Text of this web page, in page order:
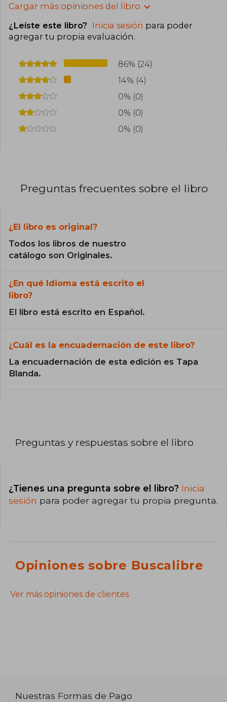
Cargar más opiniones del libro
¿Leíste este libro? Inicia sesión para poder
agregar tu propia evaluación.
86% (24)
14% (4)
0% (0)
0% (0)
0% (0)
Preguntas frecuentes sobre el libro
¿El libro es original?
Todos los libros de nuestro
catálogo son Originales.
¿En qué Idioma está escrito el
libro?
El libro está escrito en Español.
¿Cuál es la encuadernación de este libro?
La encuadernación de esta edición es Tapa
Blanda.
Preguntas y respuestas sobre el libro
¿Tienes una pregunta sobre el libro? Inicia
sesión para poder agregar tu propia pregunta.
Opiniones sobre Buscalibre
Ver más opiniones de clientes
Nuestras Formas de Pago